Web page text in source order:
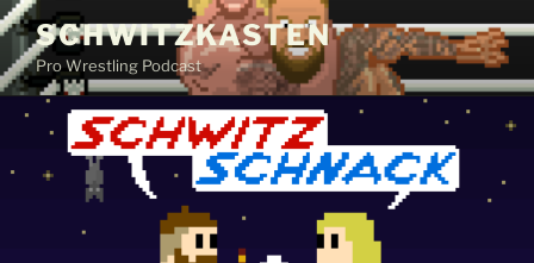
Zum
Inhalt
springen
SCHWITZKASTEN
Pro Wrestling Podcast